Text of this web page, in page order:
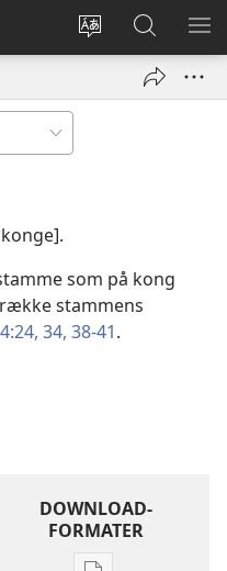
Vælg
Log
på
vindue)
Søg
på
JW.ORG
VIS
som på kong
stammens
34, 38-41.
DOWNLOAD-
FORMATER